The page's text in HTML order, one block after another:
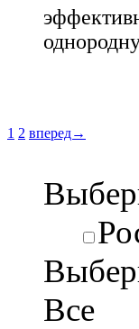
1 2 вперед→
Все